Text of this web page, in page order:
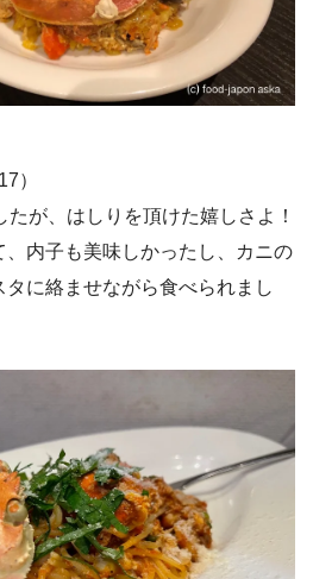
）
が、はしりを頂けた嬉しさよ！
、内子も美味しかったし、カニの
に絡ませながら食べられまし